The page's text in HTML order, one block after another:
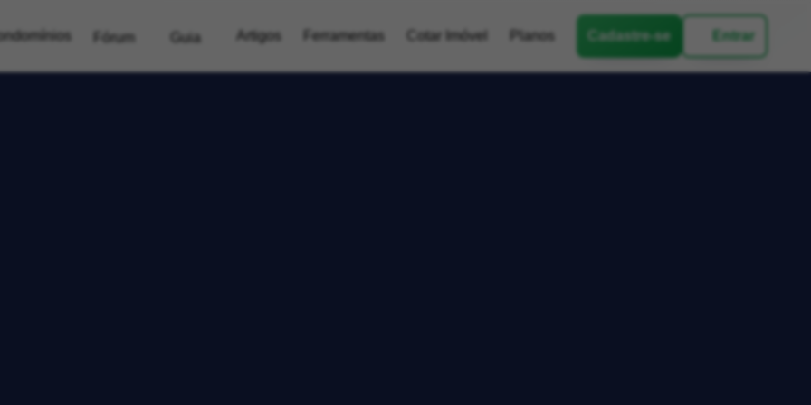
Fórum Guia Artigos Ferramentas Cotar Imóvel Planos Cadastre-se Entrar